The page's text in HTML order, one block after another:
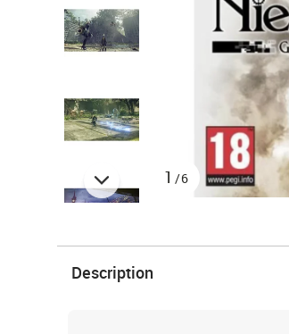
1 /6
Description